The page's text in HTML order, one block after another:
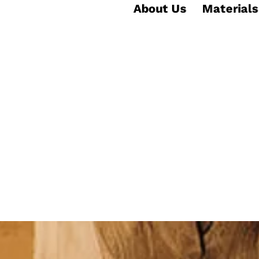
About Us Materials